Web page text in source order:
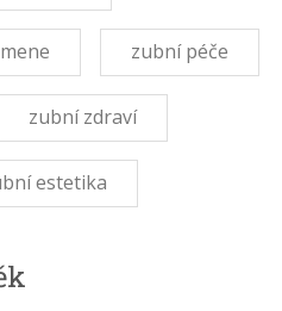
zubní péče
zubní zdraví
estetika